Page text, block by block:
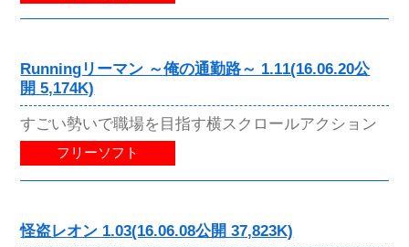
Runningリーマン ～俺の通勤路～ 1.11(16.06.20公
開 5,174K)
すごい勢いで職場を目指す横スクロールアクション
フリーソフト
怪盗レオン 1.03(16.06.08公開 37,823K)